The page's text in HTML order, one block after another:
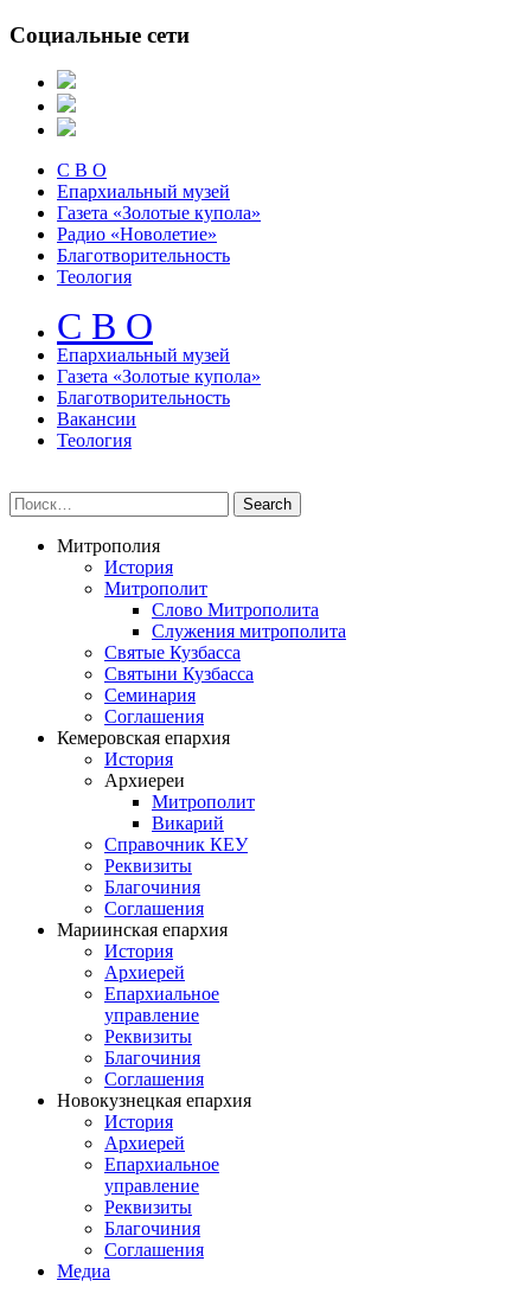
Социальные сети
С В О
Епархиальный музей
Газета «Золотые купола»
Радио «Новолетие»
Благотворительность
Теология
С В О
Епархиальный музeй
Газета «Золотые купола»
Благотворительность
Вакансии
Теология
Митрополия
История
Митрополит
Слово Митрополита
Служения митрополита
Святые Кузбасса
Святыни Кузбасса
Семинария
Соглашения
Кемеровская епархия
История
Архиереи
Митрополит
Викарий
Справочник КЕУ
Реквизиты
Благочиния
Соглашения
Мариинская епархия
История
Архиерей
Епархиальное
управление
Реквизиты
Благочиния
Соглашения
Новокузнецкая епархия
История
Архиерей
Епархиальное
управление
Реквизиты
Благочиния
Соглашения
Медиа